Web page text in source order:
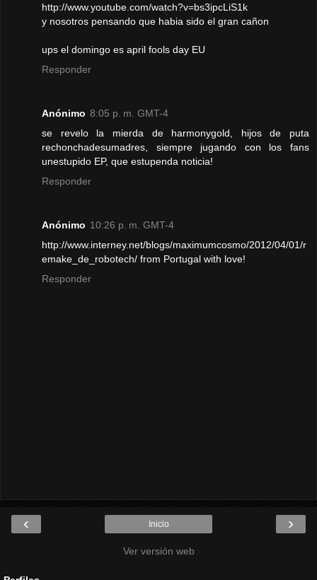
http://www.youtube.com/watch?v=bs3ipcLiS1k
y nosotros pensando que habia sido el gran cañon
ups el domingo es april fools day EU
Responder
Anónimo 8:05 p. m. GMT-4
se revelo la mierda de harmonygold, hijos de puta
rechonchadesumadres, siempre jugando con los fans
unestupido EP, que estupenda noticia!
Responder
Anónimo 10:26 p. m. GMT-4
http://www.interney.net/blogs/maximumcosmo/2012/04/01/r
emake_de_robotech/ from Portugal with love!
Responder
‹ ›
Inicio
Ver versión web